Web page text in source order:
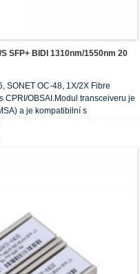
SFP+ BIDI 1310nm/1550nm 20
SONET OC-48, 1X/2X Fibre
OBSAI.Modul transceiveru je
a je kompatibilní s